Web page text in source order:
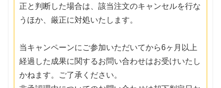
正と判断した場合は、該当注文のキャンセルを行な
うほか、厳正に対処いたします。
当キャンペーンにご参加いただいてから6ヶ月以上
経過した成果に関するお問い合わせはお受けいたし
かねます。ご了承ください。